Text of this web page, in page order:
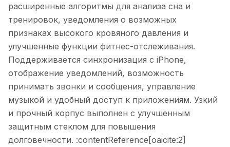
расширенные алгоритмы для анализа сна и
тренировок, уведомления о возможных
признаках высокого кровяного давления и
улучшенные функции фитнес-отслеживания.
Поддерживается синхронизация с iPhone,
отображение уведомлений, возможность
принимать звонки и сообщения, управление
музыкой и удобный доступ к приложениям. Узкий
и прочный корпус выполнен с улучшенным
защитным стеклом для повышения
долговечности. :contentReference[oaicite:2]